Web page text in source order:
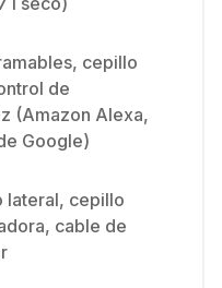
cepillo
de
(Amazon Alexa,
Google)
lateral, cepillo
cable de